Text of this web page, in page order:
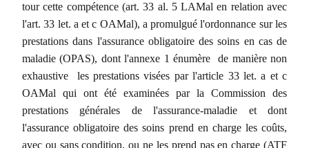
tour cette compétence (art. 33 al. 5 LAMal en relation avec
l'art. 33 let. a et c OAMal), a promulgué l'ordonnance sur les
prestations dans l'assurance obligatoire des soins en cas de
maladie (OPAS), dont l'annexe 1 énumère  de manière non
exhaustive  les prestations visées par l'article 33 let. a et c
OAMal qui ont été examinées par la Commission des
prestations générales de l'assurance-maladie et dont
l'assurance obligatoire des soins prend en charge les coûts,
avec ou sans condition, ou ne les prend pas en charge (ATF